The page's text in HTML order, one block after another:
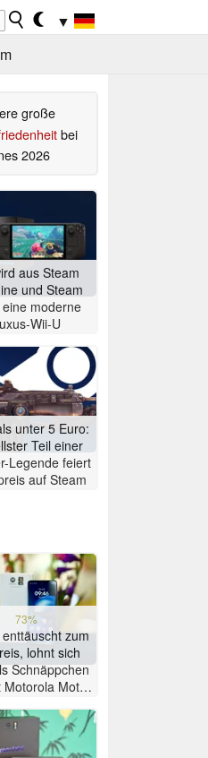
▼
große
bei
2026
aus Steam
und Steam
eine moderne
Wii-U
unter 5 Euro:
Teil einer
Legende feiert
auf Steam
73%
zum
lohnt sich
Schnäppchen
Motorola Moto